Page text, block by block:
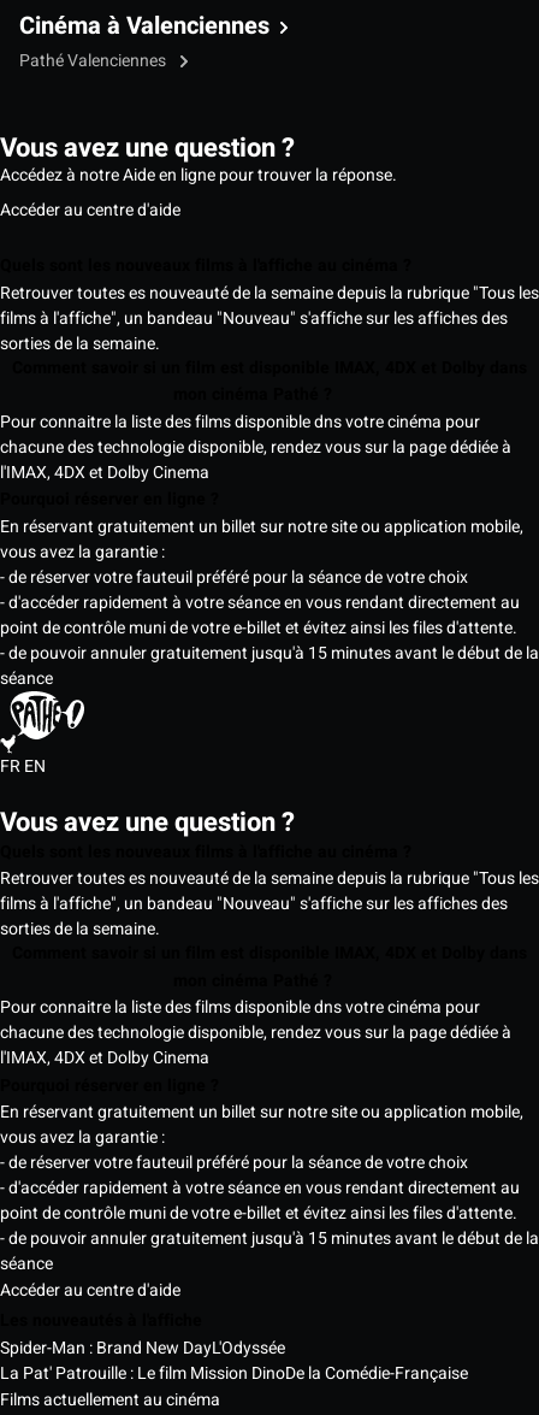
Cinéma à Valenciennes
Pathé Valenciennes
Vous avez une question ?
Accédez à notre Aide en ligne pour trouver la réponse.
Accéder au centre d'aide
Retrouver toutes es nouveauté de la semaine depuis la rubrique "Tous les
films à l'affiche", un bandeau "Nouveau" s'affiche sur les affiches des
sorties de la semaine.
Pour connaitre la liste des films disponible dns votre cinéma pour
chacune des technologie disponible, rendez vous sur la page dédiée à
l'IMAX, 4DX et Dolby Cinema
En réservant gratuitement un billet sur notre site ou application mobile,
vous avez la garantie :
- de réserver votre fauteuil préféré pour la séance de votre choix
- d'accéder rapidement à votre séance en vous rendant directement au
point de contrôle muni de votre e-billet et évitez ainsi les files d'attente.
- de pouvoir annuler gratuitement jusqu'à 15 minutes avant le début de la
séance
FREN
Vous avez une question ?
Retrouver toutes es nouveauté de la semaine depuis la rubrique "Tous les
films à l'affiche", un bandeau "Nouveau" s'affiche sur les affiches des
sorties de la semaine.
Pour connaitre la liste des films disponible dns votre cinéma pour
chacune des technologie disponible, rendez vous sur la page dédiée à
l'IMAX, 4DX et Dolby Cinema
En réservant gratuitement un billet sur notre site ou application mobile,
vous avez la garantie :
- de réserver votre fauteuil préféré pour la séance de votre choix
- d'accéder rapidement à votre séance en vous rendant directement au
point de contrôle muni de votre e-billet et évitez ainsi les files d'attente.
- de pouvoir annuler gratuitement jusqu'à 15 minutes avant le début de la
séance
Accéder au centre d'aide
Spider-Man : Brand New DayL'Odyssée
La Pat' Patrouille : Le film Mission DinoDe la Comédie-Française
Films actuellement au cinéma